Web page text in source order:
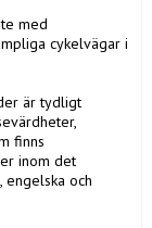
med
cykelvägar i
är tydligt
finns
inom det
engelska och